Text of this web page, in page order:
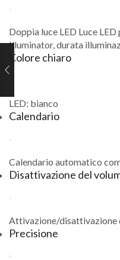
Doppia luce LED Luce
Illuminator, durata
Colore chiaro
LED: bianco
Calendario
Calendario automatico
Disattivazione del
Attivazione/disattivazione
Precisione